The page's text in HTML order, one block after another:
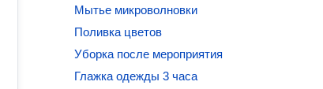
Мытье микроволновки
Поливка цветов
Уборка после мероприятия
Глажка одежды 3 часа